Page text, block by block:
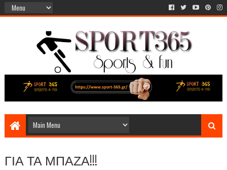
ΓΙΑ ΤΑ ΜΠΑΖΑ!!!